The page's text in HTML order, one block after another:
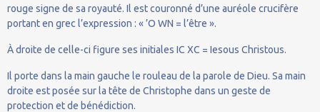
rouge signe de sa royauté. Il est couronné d’une auréole crucifère
portant en grec l’expression : « ’O WN = l’être ».
À droite de celle-ci figure ses initiales IC XC = Iesous Christous.
Il porte dans la main gauche le rouleau de la parole de Dieu. Sa main
droite est posée sur la tête de Christophe dans un geste de
protection et de bénédiction.